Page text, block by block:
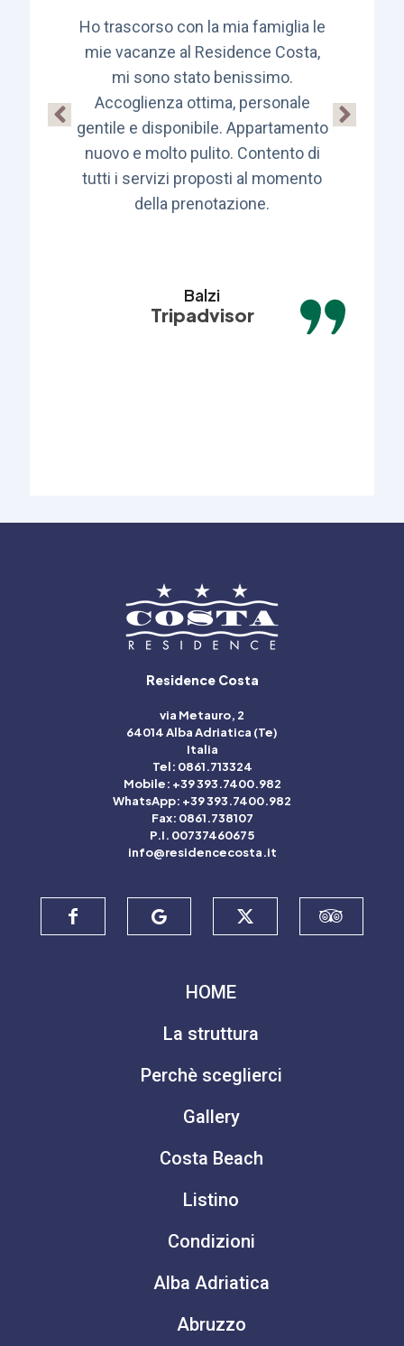
Ho trascorso con la mia famiglia le
mie vacanze al Residence Costa,
mi sono stato benissimo.
Accoglienza ottima, personale
gentile e disponibile. Appartamento
nuovo e molto pulito. Contento di
tutti i servizi proposti al momento
della prenotazione.
Balzi
Tripadvisor
Residence Costa
via Metauro, 2
64014 Alba Adriatica (Te)
Italia
Tel: 0861.713324
Mobile: +39 393.7400.982
WhatsApp: +39 393.7400.982
Fax: 0861.738107
P.I. 00737460675
info@residencecosta.it
HOME
La struttura
Perchè sceglierci
Gallery
Costa Beach
Listino
Condizioni
Alba Adriatica
Abruzzo